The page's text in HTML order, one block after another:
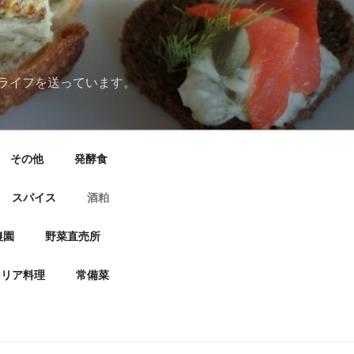
イフを送っています。
その他 発酵食
スパイス 酒粕
園 野菜直売所
ア料理 常備菜